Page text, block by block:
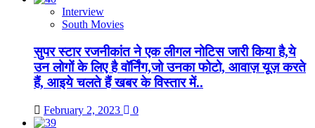
Interview
South Movies
सुपर स्टार रजनीकांत ने एक लीगल नोटिस जारी किया है,ये
उन लोगों के लिए है वॉर्निंग,जो उनका फोटो, आवाज़ यूज़ करते
हैं, आइये चलते हैं खबर के विस्तार में..
February 2, 2023 0